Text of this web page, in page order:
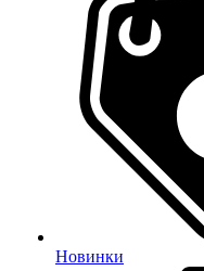
Новинки